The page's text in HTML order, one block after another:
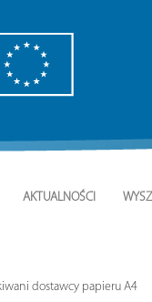
AKTUALNOŚCI
dostawcy papieru A4